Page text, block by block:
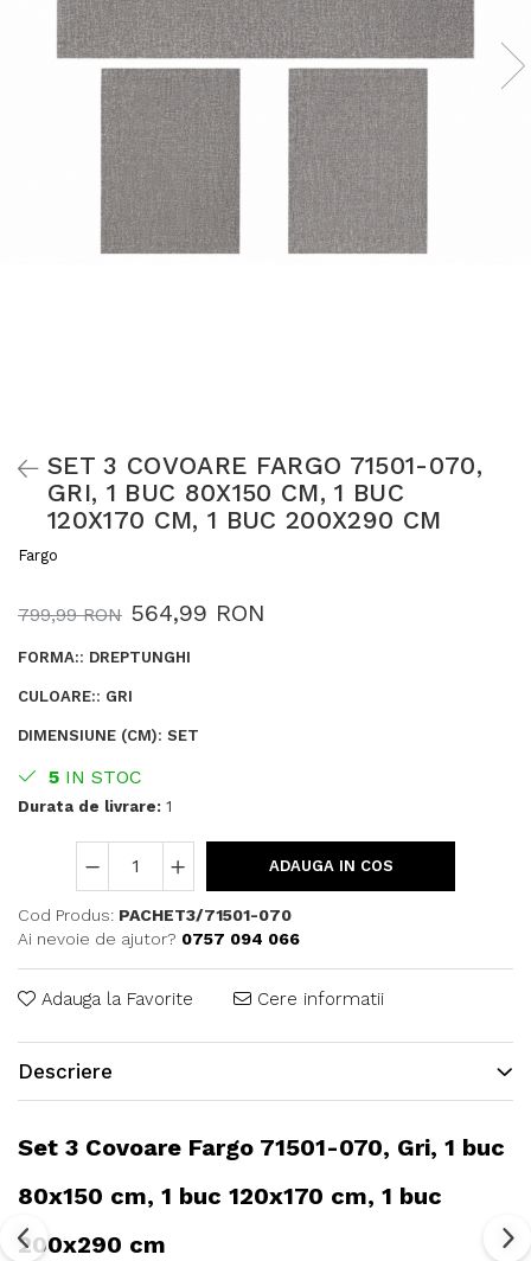
SET 3 COVOARE FARGO 71501-070,
GRI, 1 BUC 80X150 CM, 1 BUC
120X170 CM, 1 BUC 200X290 CM
Fargo
799,99 RON 564,99 RON
FORMA:: DREPTUNGHI
CULOARE:: GRI
DIMENSIUNE (CM): SET
5 IN STOC
Durata de livrare: 1
ADAUGA IN COS
Cod Produs: PACHET3/71501-070
Ai nevoie de ajutor? 0757 094 066
Adauga la Favorite Cere informatii
Descriere
Set 3 Covoare Fargo 71501-070, Gri, 1 buc
80x150 cm, 1 buc 120x170 cm, 1 buc
200x290 cm